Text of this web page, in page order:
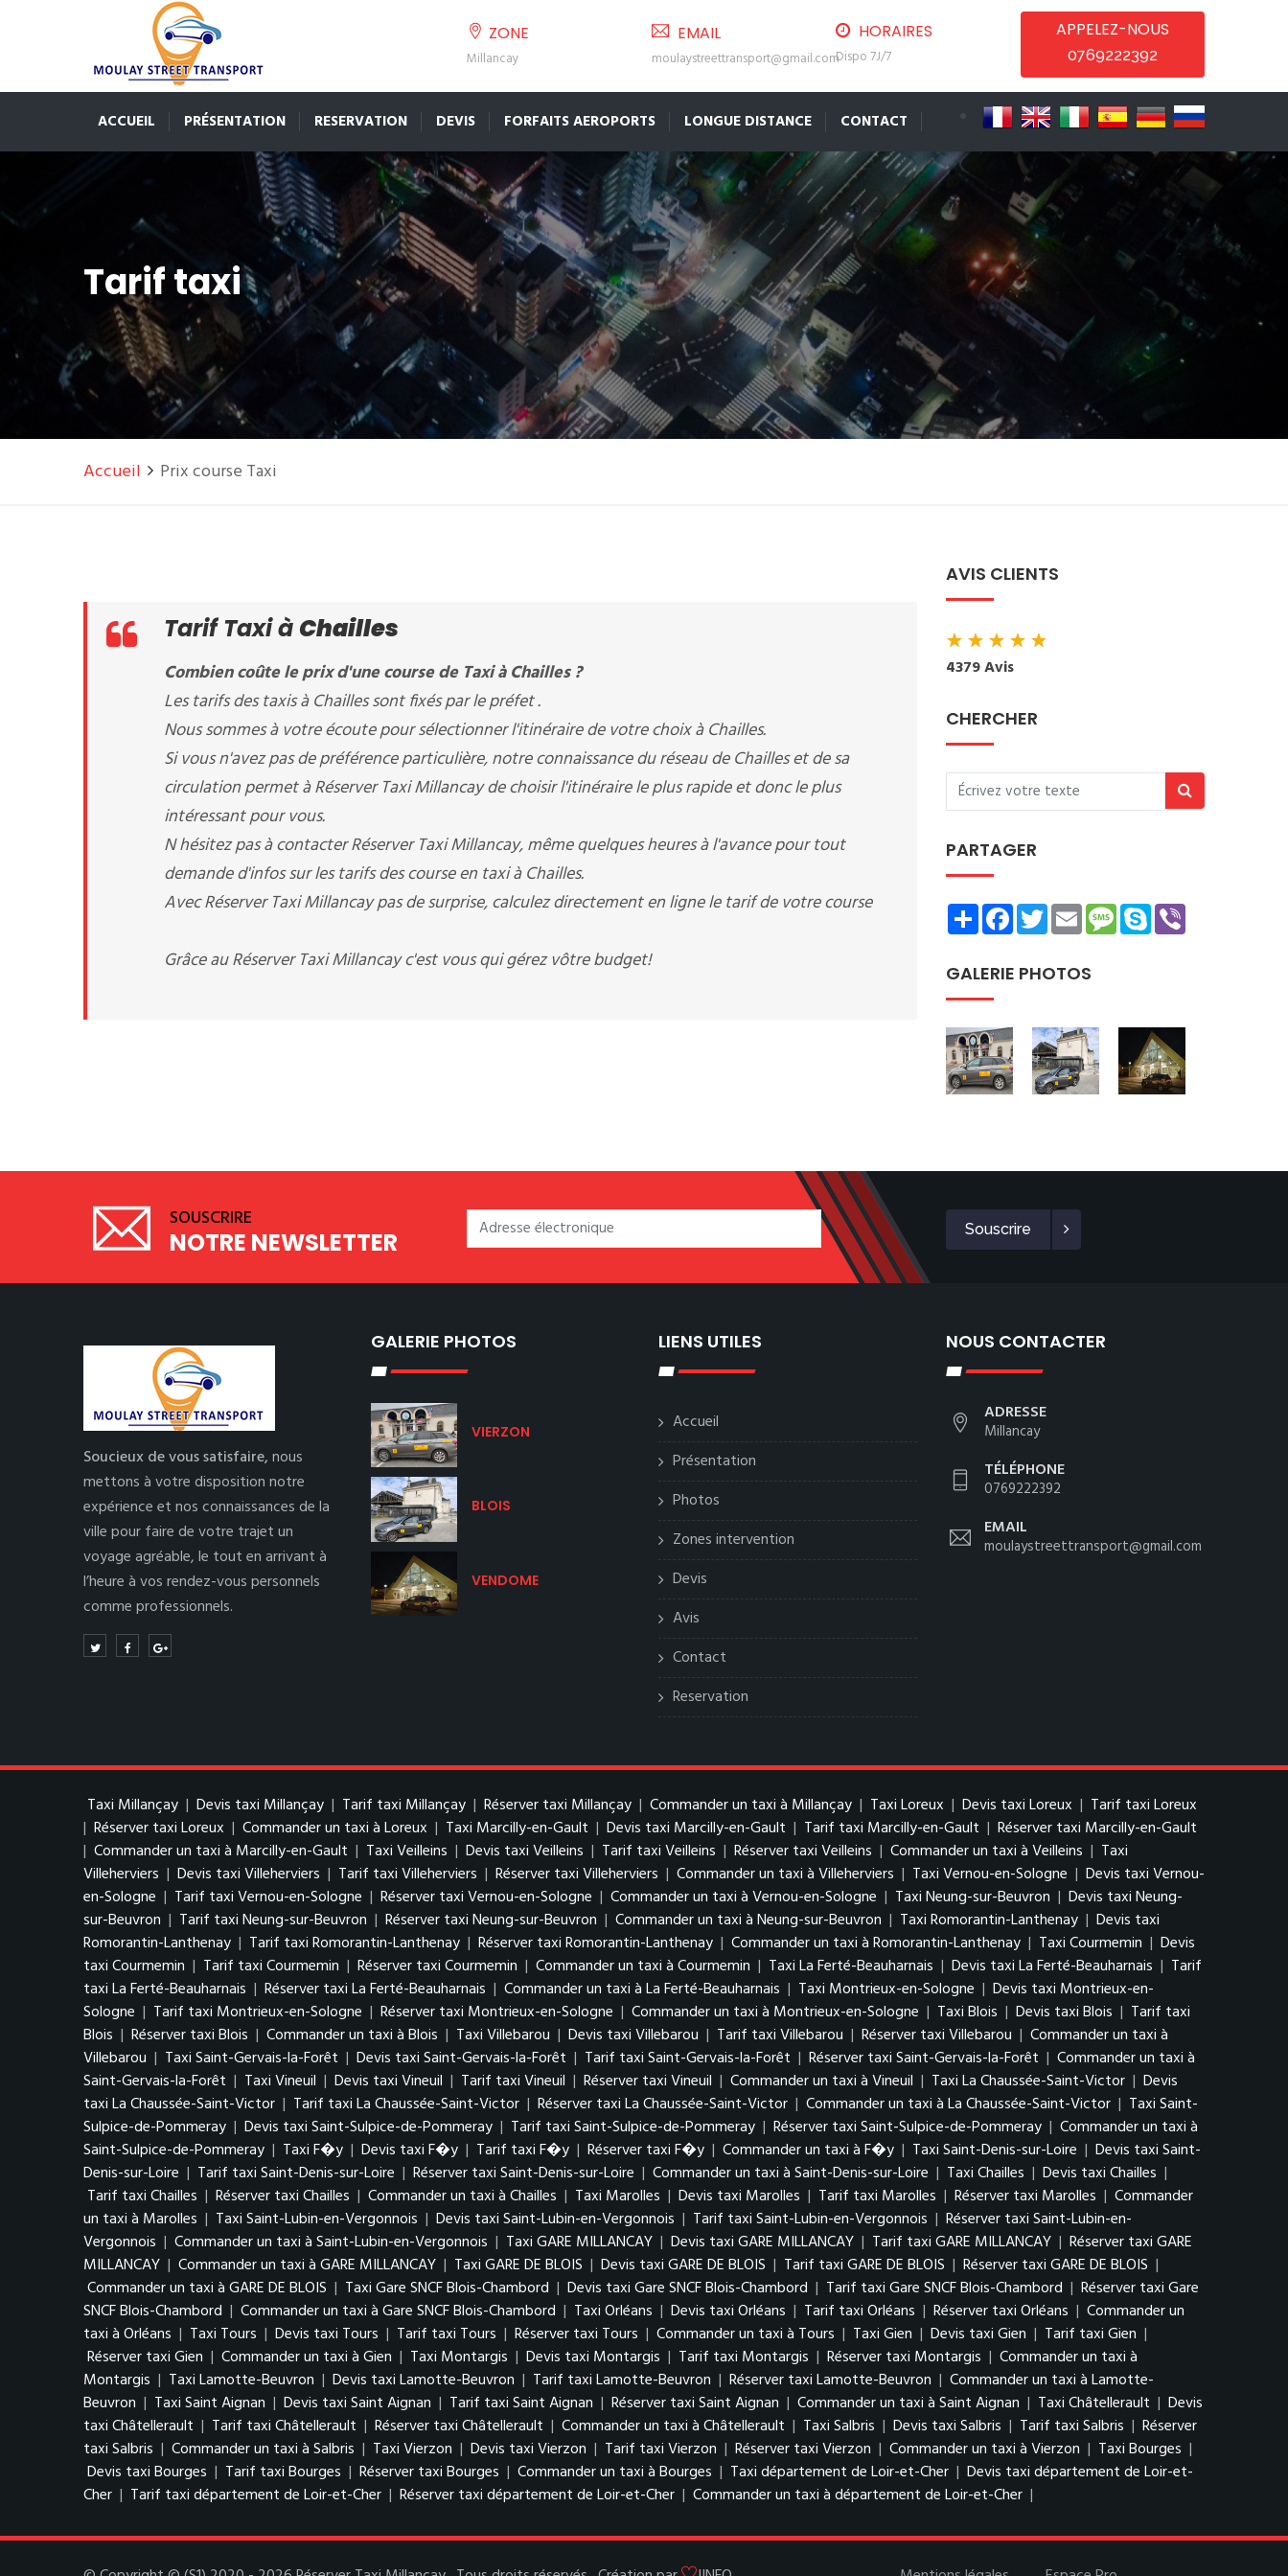
ZONE
Millancay
EMAIL
moulaystreettransport@gmail.com
HORAIRES
Dispo 7J/7
APPELEZ-NOUS
0769222392
ACCUEIL PRÉSENTATION RESERVATION DEVIS FORFAITS AEROPORTS LONGUE DISTANCE CONTACT
Tarif taxi
Accueil Prix course Taxi
Tarif Taxi à Chailles
Combien coûte le prix d'une course de Taxi à Chailles ?
Les tarifs des taxis à Chailles sont fixés par le préfet .
Nous sommes à votre écoute pour sélectionner l'itinéraire de votre choix à Chailles.
Si vous n'avez pas de préférence particulière, notre connaissance du réseau de Chailles et de sa
circulation permet à Réserver Taxi Millancay de choisir l'itinéraire le plus rapide et donc le plus
intéressant pour vous.
N hésitez pas à contacter Réserver Taxi Millancay, même quelques heures à l'avance pour tout
demande d'infos sur les tarifs des course en taxi à Chailles.
Avec Réserver Taxi Millancay pas de surprise, calculez directement en ligne le tarif de votre course
Grâce au Réserver Taxi Millancay c'est vous qui gérez vôtre budget!
AVIS CLIENTS
★★★★★
4379 Avis
CHERCHER
PARTAGER
ShareFacebookTwitterEmailMessage
Skype
GALERIE PHOTOS
SOUSCRIRE
NOTRE NEWSLETTER Souscrire
Soucieux de vous satisfaire,nous
mettons à votre disposition notre
expérience et nos connaissances de la
ville pour faire de votre trajet un
voyage agréable, le tout en arrivant à
l’heure à vos rendez-vous personnels
comme professionnels.
GALERIE PHOTOS
VIERZON
BLOIS
VENDOME
LIENS UTILES
Accueil
Présentation
Photos
Zones intervention
Devis
Avis
Contact
Reservation
NOUS CONTACTER
ADRESSE
Millancay
TÉLÉPHONE
0769222392
EMAIL
moulaystreettransport@gmail.com
Taxi Millançay | Devis taxi Millançay | Tarif taxi Millançay | Réserver taxi Millançay | Commander un taxi à Millançay | Taxi Loreux | Devis taxi Loreux | Tarif taxi Loreux
| Réserver taxi Loreux | Commander un taxi à Loreux | Taxi Marcilly-en-Gault | Devis taxi Marcilly-en-Gault | Tarif taxi Marcilly-en-Gault | Réserver taxi Marcilly-en-Gault
| Commander un taxi à Marcilly-en-Gault | Taxi Veilleins | Devis taxi Veilleins | Tarif taxi Veilleins | Réserver taxi Veilleins | Commander un taxi à Veilleins | Taxi
Villeherviers | Devis taxi Villeherviers | Tarif taxi Villeherviers | Réserver taxi Villeherviers | Commander un taxi à Villeherviers | Taxi Vernou-en-Sologne | Devis taxi Vernou-
en-Sologne | Tarif taxi Vernou-en-Sologne | Réserver taxi Vernou-en-Sologne | Commander un taxi à Vernou-en-Sologne | Taxi Neung-sur-Beuvron | Devis taxi Neung-
sur-Beuvron | Tarif taxi Neung-sur-Beuvron | Réserver taxi Neung-sur-Beuvron | Commander un taxi à Neung-sur-Beuvron | Taxi Romorantin-Lanthenay | Devis taxi
Romorantin-Lanthenay | Tarif taxi Romorantin-Lanthenay | Réserver taxi Romorantin-Lanthenay | Commander un taxi à Romorantin-Lanthenay | Taxi Courmemin | Devis
taxi Courmemin | Tarif taxi Courmemin | Réserver taxi Courmemin | Commander un taxi à Courmemin | Taxi La Ferté-Beauharnais | Devis taxi La Ferté-Beauharnais | Tarif
taxi La Ferté-Beauharnais | Réserver taxi La Ferté-Beauharnais | Commander un taxi à La Ferté-Beauharnais | Taxi Montrieux-en-Sologne | Devis taxi Montrieux-en-
Sologne | Tarif taxi Montrieux-en-Sologne | Réserver taxi Montrieux-en-Sologne | Commander un taxi à Montrieux-en-Sologne | Taxi Blois | Devis taxi Blois | Tarif taxi
Blois | Réserver taxi Blois | Commander un taxi à Blois | Taxi Villebarou | Devis taxi Villebarou | Tarif taxi Villebarou | Réserver taxi Villebarou | Commander un taxi à
Villebarou | Taxi Saint-Gervais-la-Forêt | Devis taxi Saint-Gervais-la-Forêt | Tarif taxi Saint-Gervais-la-Forêt | Réserver taxi Saint-Gervais-la-Forêt | Commander un taxi à
Saint-Gervais-la-Forêt | Taxi Vineuil | Devis taxi Vineuil | Tarif taxi Vineuil | Réserver taxi Vineuil | Commander un taxi à Vineuil | Taxi La Chaussée-Saint-Victor | Devis
taxi La Chaussée-Saint-Victor | Tarif taxi La Chaussée-Saint-Victor | Réserver taxi La Chaussée-Saint-Victor | Commander un taxi à La Chaussée-Saint-Victor | Taxi Saint-
Sulpice-de-Pommeray | Devis taxi Saint-Sulpice-de-Pommeray | Tarif taxi Saint-Sulpice-de-Pommeray | Réserver taxi Saint-Sulpice-de-Pommeray | Commander un taxi à
Saint-Sulpice-de-Pommeray | Taxi F�y | Devis taxi F�y | Tarif taxi F�y | Réserver taxi F�y | Commander un taxi à F�y | Taxi Saint-Denis-sur-Loire | Devis taxi Saint-
Denis-sur-Loire | Tarif taxi Saint-Denis-sur-Loire | Réserver taxi Saint-Denis-sur-Loire | Commander un taxi à Saint-Denis-sur-Loire | Taxi Chailles | Devis taxi Chailles |
Tarif taxi Chailles | Réserver taxi Chailles | Commander un taxi à Chailles | Taxi Marolles | Devis taxi Marolles | Tarif taxi Marolles | Réserver taxi Marolles | Commander
un taxi à Marolles | Taxi Saint-Lubin-en-Vergonnois | Devis taxi Saint-Lubin-en-Vergonnois | Tarif taxi Saint-Lubin-en-Vergonnois | Réserver taxi Saint-Lubin-en-
Vergonnois | Commander un taxi à Saint-Lubin-en-Vergonnois | Taxi GARE MILLANCAY | Devis taxi GARE MILLANCAY | Tarif taxi GARE MILLANCAY | Réserver taxi GARE
MILLANCAY | Commander un taxi à GARE MILLANCAY | Taxi GARE DE BLOIS | Devis taxi GARE DE BLOIS | Tarif taxi GARE DE BLOIS | Réserver taxi GARE DE BLOIS |
Commander un taxi à GARE DE BLOIS | Taxi Gare SNCF Blois-Chambord | Devis taxi Gare SNCF Blois-Chambord | Tarif taxi Gare SNCF Blois-Chambord | Réserver taxi Gare
SNCF Blois-Chambord | Commander un taxi à Gare SNCF Blois-Chambord | Taxi Orléans | Devis taxi Orléans | Tarif taxi Orléans | Réserver taxi Orléans | Commander un
taxi à Orléans | Taxi Tours | Devis taxi Tours | Tarif taxi Tours | Réserver taxi Tours | Commander un taxi à Tours | Taxi Gien | Devis taxi Gien | Tarif taxi Gien |
Réserver taxi Gien | Commander un taxi à Gien | Taxi Montargis | Devis taxi Montargis | Tarif taxi Montargis | Réserver taxi Montargis | Commander un taxi à
Montargis | Taxi Lamotte-Beuvron | Devis taxi Lamotte-Beuvron | Tarif taxi Lamotte-Beuvron | Réserver taxi Lamotte-Beuvron | Commander un taxi à Lamotte-
Beuvron | Taxi Saint Aignan | Devis taxi Saint Aignan | Tarif taxi Saint Aignan | Réserver taxi Saint Aignan | Commander un taxi à Saint Aignan | Taxi Châtellerault | Devis
taxi Châtellerault | Tarif taxi Châtellerault | Réserver taxi Châtellerault | Commander un taxi à Châtellerault | Taxi Salbris | Devis taxi Salbris | Tarif taxi Salbris | Réserver
taxi Salbris | Commander un taxi à Salbris | Taxi Vierzon | Devis taxi Vierzon | Tarif taxi Vierzon | Réserver taxi Vierzon | Commander un taxi à Vierzon | Taxi Bourges |
Devis taxi Bourges | Tarif taxi Bourges | Réserver taxi Bourges | Commander un taxi à Bourges | Taxi département de Loir-et-Cher | Devis taxi département de Loir-et-
Cher | Tarif taxi département de Loir-et-Cher | Réserver taxi département de Loir-et-Cher | Commander un taxi à département de Loir-et-Cher |